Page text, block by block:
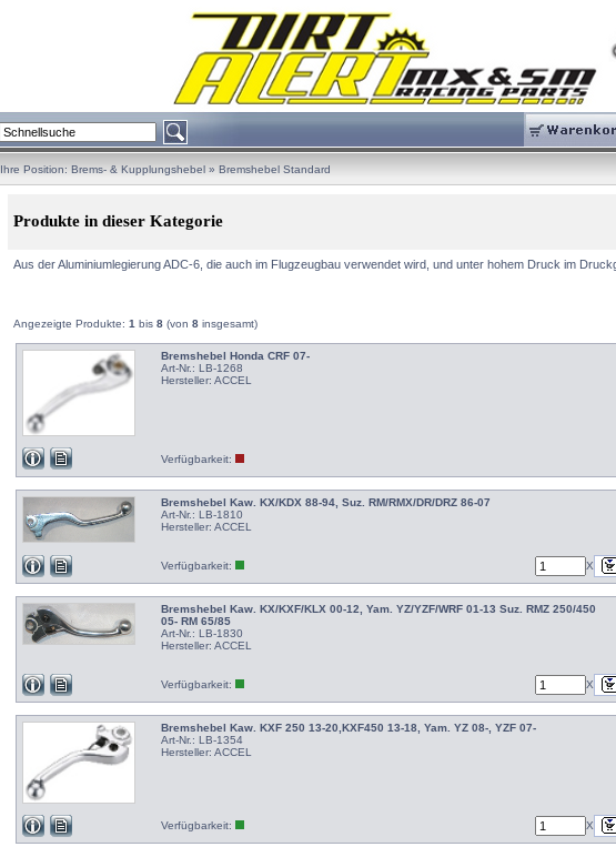
Ihre Position: Brems- & Kupplungshebel » Bremshebel Standard
Produkte in dieser Kategorie
Aus der Aluminiumlegierung ADC-6, die auch im Flugzeugbau verwendet wird, und unter hohem Druck im
Angezeigte Produkte: 1 bis 8 (von 8 insgesamt)
Bremshebel Honda CRF 07-
Art-Nr.: LB-1268
Hersteller: ACCEL
Verfügbarkeit:
Bremshebel Kaw. KX/KDX 88-94, Suz. RM/RMX/DR/DRZ 86-07
Art-Nr.: LB-1810
Hersteller: ACCEL
Verfügbarkeit: X
Bremshebel Kaw. KX/KXF/KLX 00-12, Yam. YZ/YZF/WRF 01-13 Suz. RMZ 250/450
05- RM 65/85
Art-Nr.: LB-1830
Hersteller: ACCEL
Verfügbarkeit: X
Bremshebel Kaw. KXF 250 13-20,KXF450 13-18, Yam. YZ 08-, YZF 07-
Art-Nr.: LB-1354
Hersteller: ACCEL
Verfügbarkeit: X